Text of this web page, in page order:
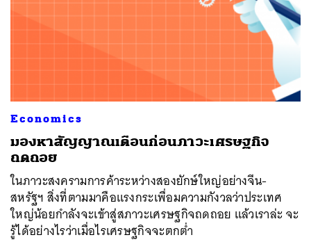
Economics
มองหาสัญญาณเตือนก่อนภาวะเศรษฐกิจ
ถดถอย
ในภาวะสงครามการค้าระหว่างสองยักษ์ใหญ่อย่างจีน-
สหรัฐฯ สิ่งที่ตามมาคือแรงกระเพื่อมความกังวลว่าประเทศ
ใหญ่น้อยกำลังจะเข้าสู่สภาวะเศรษฐกิจถดถอย แล้วเราล่ะ จะ
รู้ได้อย่างไรว่าเมื่อไรเศรษฐกิจจะตกต่ำ